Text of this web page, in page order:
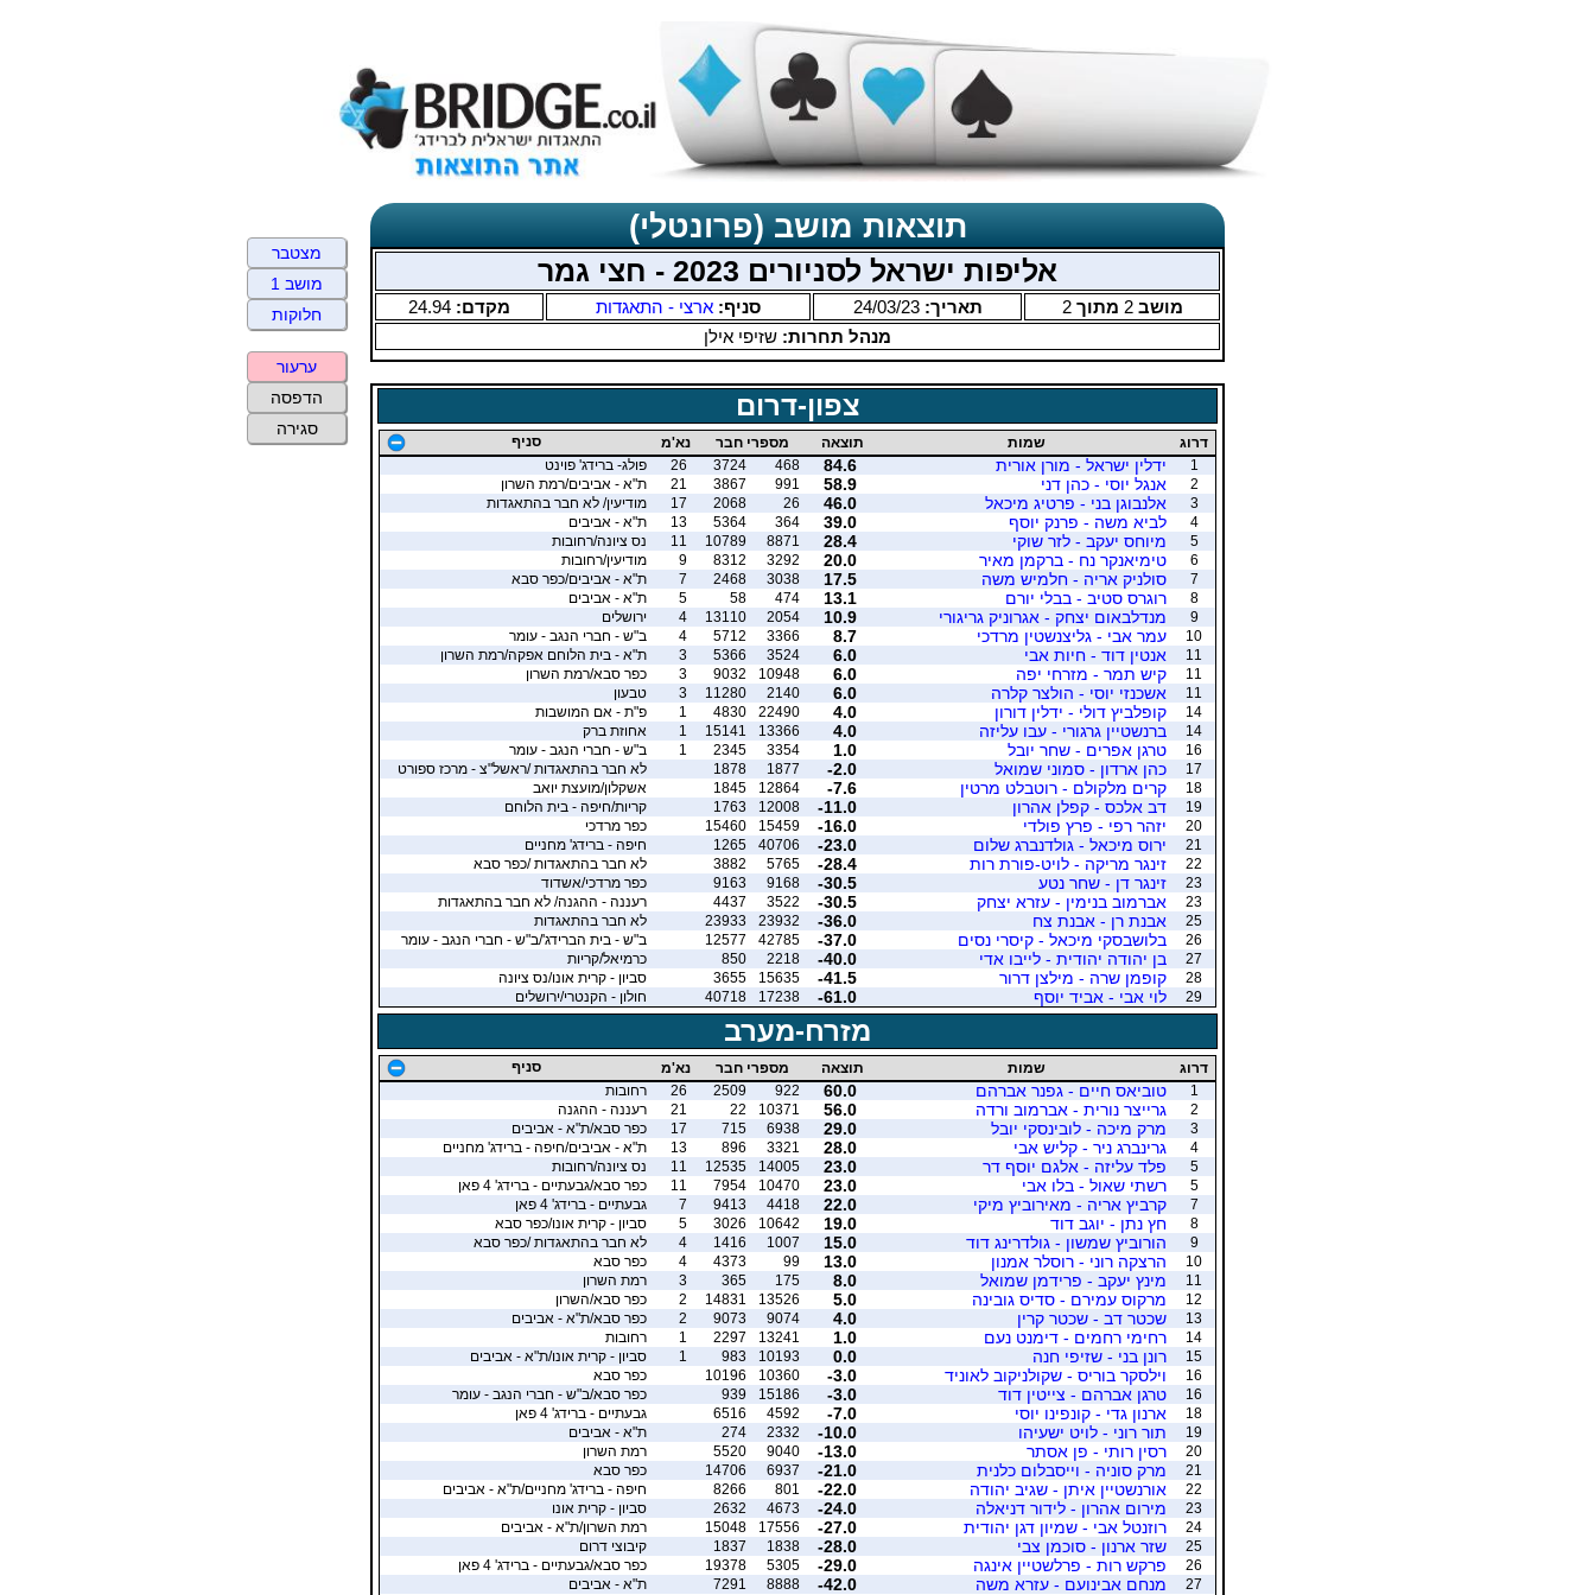
תוצאות מושב (פרונטלי)
אליפות ישראל לסניורים 2023 - חצי גמר
מושב2 מתוך2 תאריך:24/03/23 סניף: ארצי - התאגדות מקדם: 24.94
מנהל תחרות: שזיפי אילן
צפון-דרום
דרוג שמות תוצאה מספרי חבר נא'מ
סניף
1
ידלין ישראל - מורן אורית 84.6
468
3724
26
פולג- ברידג' פוינט
2
אנגל יוסי - כהן דני 58.9
991
3867
21
ת"א - אביבים/רמת השרון
3
אלנבוגן בני - פרטיג מיכאל 46.0
26
2068
17
מודיעין/ לא חבר בהתאגדות
4
לביא משה - פרנק יוסף 39.0
364
5364
13
ת"א - אביבים
5
מיוחס יעקב - לזר שוקי 28.4
8871
10789
11
נס ציונה/רחובות
6
טימיאנקר נח - ברקמן מאיר 20.0
3292
8312
9
מודיעין/רחובות
7
סולניק אריה - חלמיש משה 17.5
3038
2468
7
ת"א - אביבים/כפר סבא
8
רוגרס סטיב - בבלי יורם 13.1
474
58
5
ת"א - אביבים
9
מנדלבאום יצחק - אגרוניק גריגורי 10.9
2054
13110
4
ירושלים
10
עמר אבי - גליצנשטין מרדכי 8.7
3366
5712
4
ב"ש - חברי הנגב - עומר
11
אנטין דוד - חיות אבי 6.0
3524
5366
3
ת"א - בית הלוחם אפקה/רמת השרון
11
קיש תמר - מזרחי יפה 6.0
10948
9032
3
כפר סבא/רמת השרון
11
אשכנזי יוסי - הולצר קלרה 6.0
2140
11280
3
טבעון
14
קופלביץ דולי - ידלין דורון 4.0
22490
4830
1
פ"ת - אם המושבות
14
ברנשטיין גרגורי - עבו עליזה 4.0
13366
15141
1
אחוזת ברק
16
טרגן אפרים - שחר יובל 1.0
3354
2345
1
ב"ש - חברי הנגב - עומר
17
כהן ארדון - סמוני שמואל -2.0
1877
1878
לא חבר בהתאגדות /ראשל"צ - מרכז ספורט
18
קרים מלקולם - רוטבלט מרטין -7.6
12864
1845
אשקלון/מועצת יואב
19
דב אלכס - קפלן אהרון -11.0
12008
1763
קריות/חיפה - בית הלוחם
20
יזהר רפי - פרץ פולדי -16.0
15459
15460
כפר מרדכי
21
ירוס מיכאל - גולדנברג שלום -23.0
40706
1265
חיפה - ברידג' מחניים
22
זינגר מריקה - לויט-פורת רות -28.4
5765
3882
לא חבר בהתאגדות /כפר סבא
23
זינגר דן - שחר נטע -30.5
9168
9163
כפר מרדכי/אשדוד
23
אברמוב בנימין - עזרא יצחק -30.5
3522
4437
רעננה - ההגנה/ לא חבר בהתאגדות
25
אבנת רן - אבנת צח -36.0
23932
23933
לא חבר בהתאגדות
26
בלושבסקי מיכאל - קיסרי נסים -37.0
42785
12577
ב"ש - בית הברידג'/ב"ש - חברי הנגב - עומר
27
בן יהודה יהודית - לייבו אדי -40.0
2218
850
כרמיאל/קריות
28
קופמן שרה - מילצן דרור -41.5
15635
3655
סביון - קרית אונו/נס ציונה
29
לוי אבי - אביד יוסף -61.0
17238
40718 חולון - הקנטרי/ירושלים
מזרח-מערב
דרוג שמות תוצאה מספרי חבר נא'מ
סניף
1
טוביאס חיים - גפנר אברהם 60.0
922
2509
26
רחובות
2
גרייצר נורית - אברמוב ורדה 56.0
10371
22
21
רעננה - ההגנה
3
מרק מיכה - לובינסקי יובל 29.0
6938
715
17
כפר סבא/ת"א - אביבים
4
גרינברג ניר - קליש אבי 28.0
3321
896
13
ת"א - אביבים/חיפה - ברידג' מחניים
5
פלד עליזה - אלגם יוסף דר 23.0
14005
12535
11
נס ציונה/רחובות
5
רשתי שאול - בלו אבי 23.0
10470
7954
11
כפר סבא/גבעתיים - ברידג' 4 פאן
7
קרביץ אריה - מאירוביץ מיקי 22.0
4418
9413
7
גבעתיים - ברידג' 4 פאן
8
חץ נתן - יוגב דוד 19.0
10642
3026
5
סביון - קרית אונו/כפר סבא
9
הורוביץ שמשון - גולדרינג דוד 15.0
1007
1416
4
לא חבר בהתאגדות /כפר סבא
10
הרצקה רוני - רוסלר אמנון 13.0
99
4373
4
כפר סבא
11
מינץ יעקב - פרידמן שמואל 8.0
175
365
3
רמת השרון
12
מרקוס עמירם - סדיס גובינה 5.0
13526
14831
2
כפר סבא/השרון
13
שכטר דב - שכטר קרין 4.0
9074
9073
2
כפר סבא/ת"א - אביבים
14
רחימי רחמים - דימנט נעם 1.0
13241
2297
1
רחובות
15
רונן בני - שזיפי חנה 0.0
10193
983
1
סביון - קרית אונו/ת"א - אביבים
16
וילסקר בוריס - שקולניקוב לאוניד -3.0
10360
10196
כפר סבא
16
טרגן אברהם - צייטין דוד -3.0
15186
939
כפר סבא/ב"ש - חברי הנגב - עומר
18
ארנון גדי - קונפינו יוסי -7.0
4592
6516
גבעתיים - ברידג' 4 פאן
19
תור רוני - לויט ישעיהו -10.0
2332
274
ת"א - אביבים
20
רסין רותי - פן אסתר -13.0
9040
5520
רמת השרון
21
מרק סוניה - וייסבלום כלנית -21.0
6937
14706
כפר סבא
22
אורנשטיין איתן - שגיב יהודה -22.0
801
8266
חיפה - ברידג' מחניים/ת"א - אביבים
23
מירום אהרון - לידור דניאלה -24.0
4673
2632
סביון - קרית אונו
24
רוזנטל אבי - שמיון דגן יהודית -27.0
17556
15048
רמת השרון/ת"א - אביבים
25
שזר ארנון - סוכמן צבי -28.0
1838
1837
קיבוצי דרום
26
פרקש רות - פרלשטיין אינגה -29.0
5305
19378
כפר סבא/גבעתיים - ברידג' 4 פאן
27
מנחם אבינועם - עזרא משה -42.0
8888
7291
ת"א - אביבים
מצטבר
מושב 1
חלוקות
ערעור
הדפסה
סגירה